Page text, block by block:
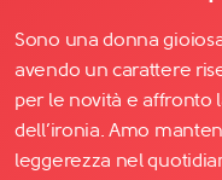
Sono una donna
avendo un carattere
per le novità e affronto
dell’ironia. Amo
leggerezza nel